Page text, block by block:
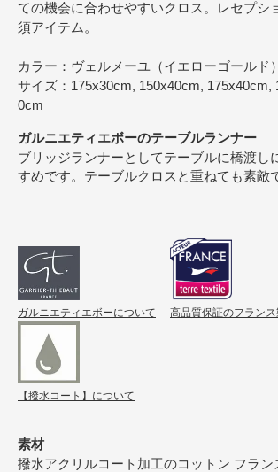
ての機会に合わせやすいクロス。レセプシ
須アイテム。
カラー：ヴェルメーユ（イエローゴールド）
サイズ：175x30cm, 150x40cm, 175x40cm,
0cm
ガルニエティエボーのテーブルランナー
ブリッジランナーとしてテーブルに橋渡し
すめです。テーブルクロスと重ねても素敵
ガルニエティエボーについて 高品質保証のフラン
【撥水コート】について
素材
撥水アクリルコート加工のコットン フラン